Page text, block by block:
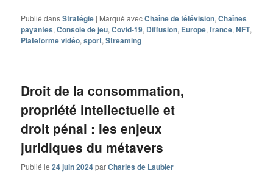
Publié dansStratégie | Marqué avecChaîne de télévision,Chaînes
payantes,Console de jeu,Covid-19, Diffusion, Europe,france,NFT,
Plateforme vidéo,sport,Streaming
Droit de la consommation,
propriété intellectuelle et
droit pénal : les enjeux
juridiques du métavers
Publié le24 juin 2024parCharles de Laubier